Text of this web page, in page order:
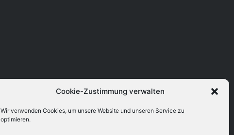
Cookie-Zustimmung verwalten
Wir verwenden Cookies, um unsere Website und unseren Service zu
optimieren.